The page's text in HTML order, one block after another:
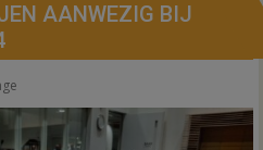
AANWEZIG BIJ